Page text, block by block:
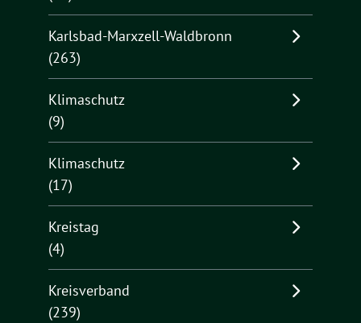
Karlsbad-Marxzell-Waldbronn
(263)
Klimaschutz
(9)
Klimaschutz
(17)
Kreistag
(4)
Kreisverband
(239)